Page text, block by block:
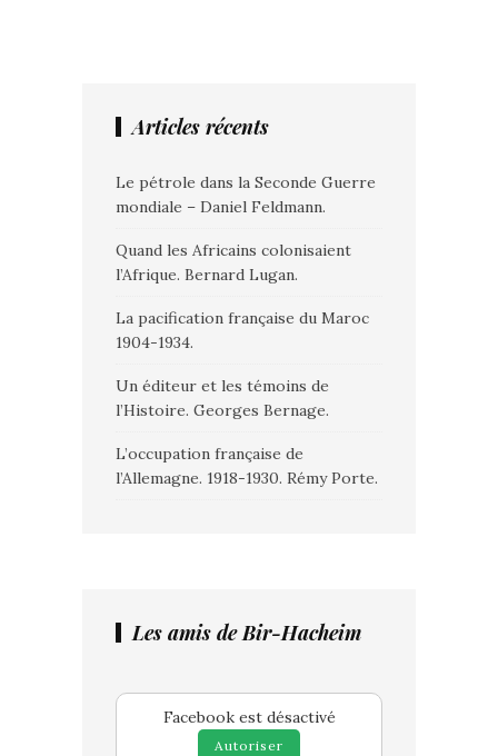
Articles récents
Le pétrole dans la Seconde Guerre
mondiale – Daniel Feldmann.
Quand les Africains colonisaient
l’Afrique. Bernard Lugan.
La pacification française du Maroc
1904-1934.
Un éditeur et les témoins de
l’Histoire. Georges Bernage.
L’occupation française de
l’Allemagne. 1918-1930. Rémy Porte.
Les amis de Bir-Hacheim
Facebook est désactivé
Autoriser